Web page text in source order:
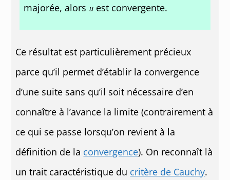
majorée, alors
est convergente.
Ce résultat est particulièrement précieux
parce qu’il permet d’établir la convergence
d’une suite sans qu’il soit nécessaire d’en
connaître à l’avance la limite (contrairement à
ce qui se passe lorsqu’on revient à la
définition de la convergence). On reconnaît là
un trait caractéristique du critère de Cauchy.